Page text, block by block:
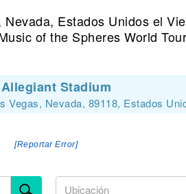
Estados Unidos el
of the Spheres World
Stadium
Vegas, Nevada, 89118, Estados
[Reportar Error]